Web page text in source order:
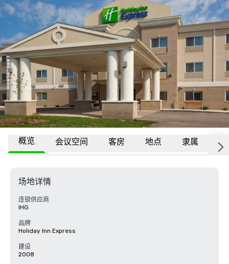
概览 会议空间 客房 地点 隶属 更
场地详情
连锁供应商
IHG
品牌
Holiday Inn Express
建设
2008